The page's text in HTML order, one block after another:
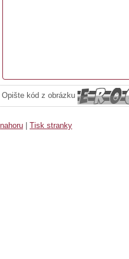
Opište kód z obrázku
nahoru Tisk stranky